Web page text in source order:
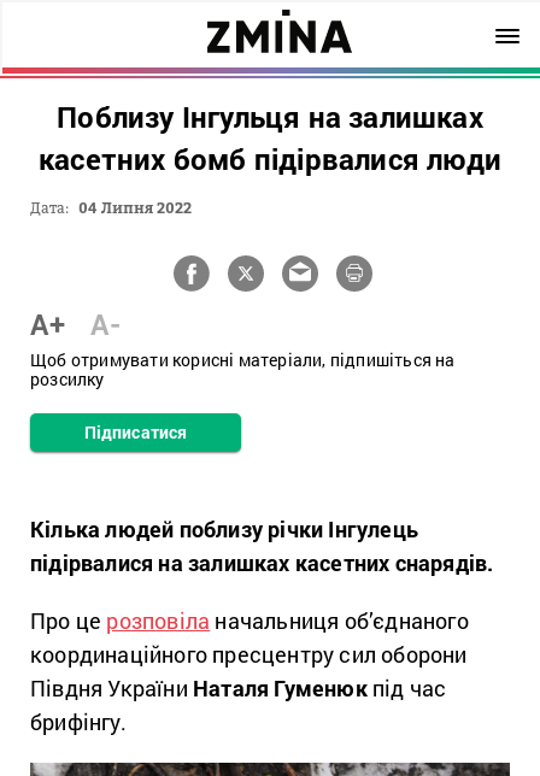
Поблизу Інгульця на залишках
касетних бомб підірвалися люди
Дата: 04 Липня 2022
A+ A-
Щоб отримувати корисні матеріали, підпишіться на
розсилку
Підписатися
Кілька людей поблизу річки Інгулець
підірвалися на залишках касетних снарядів.
Про це розповіла начальниця об’єднаного
координаційного пресцентру сил оборони
Півдня України Наталя Гуменюкпід час
брифінгу.